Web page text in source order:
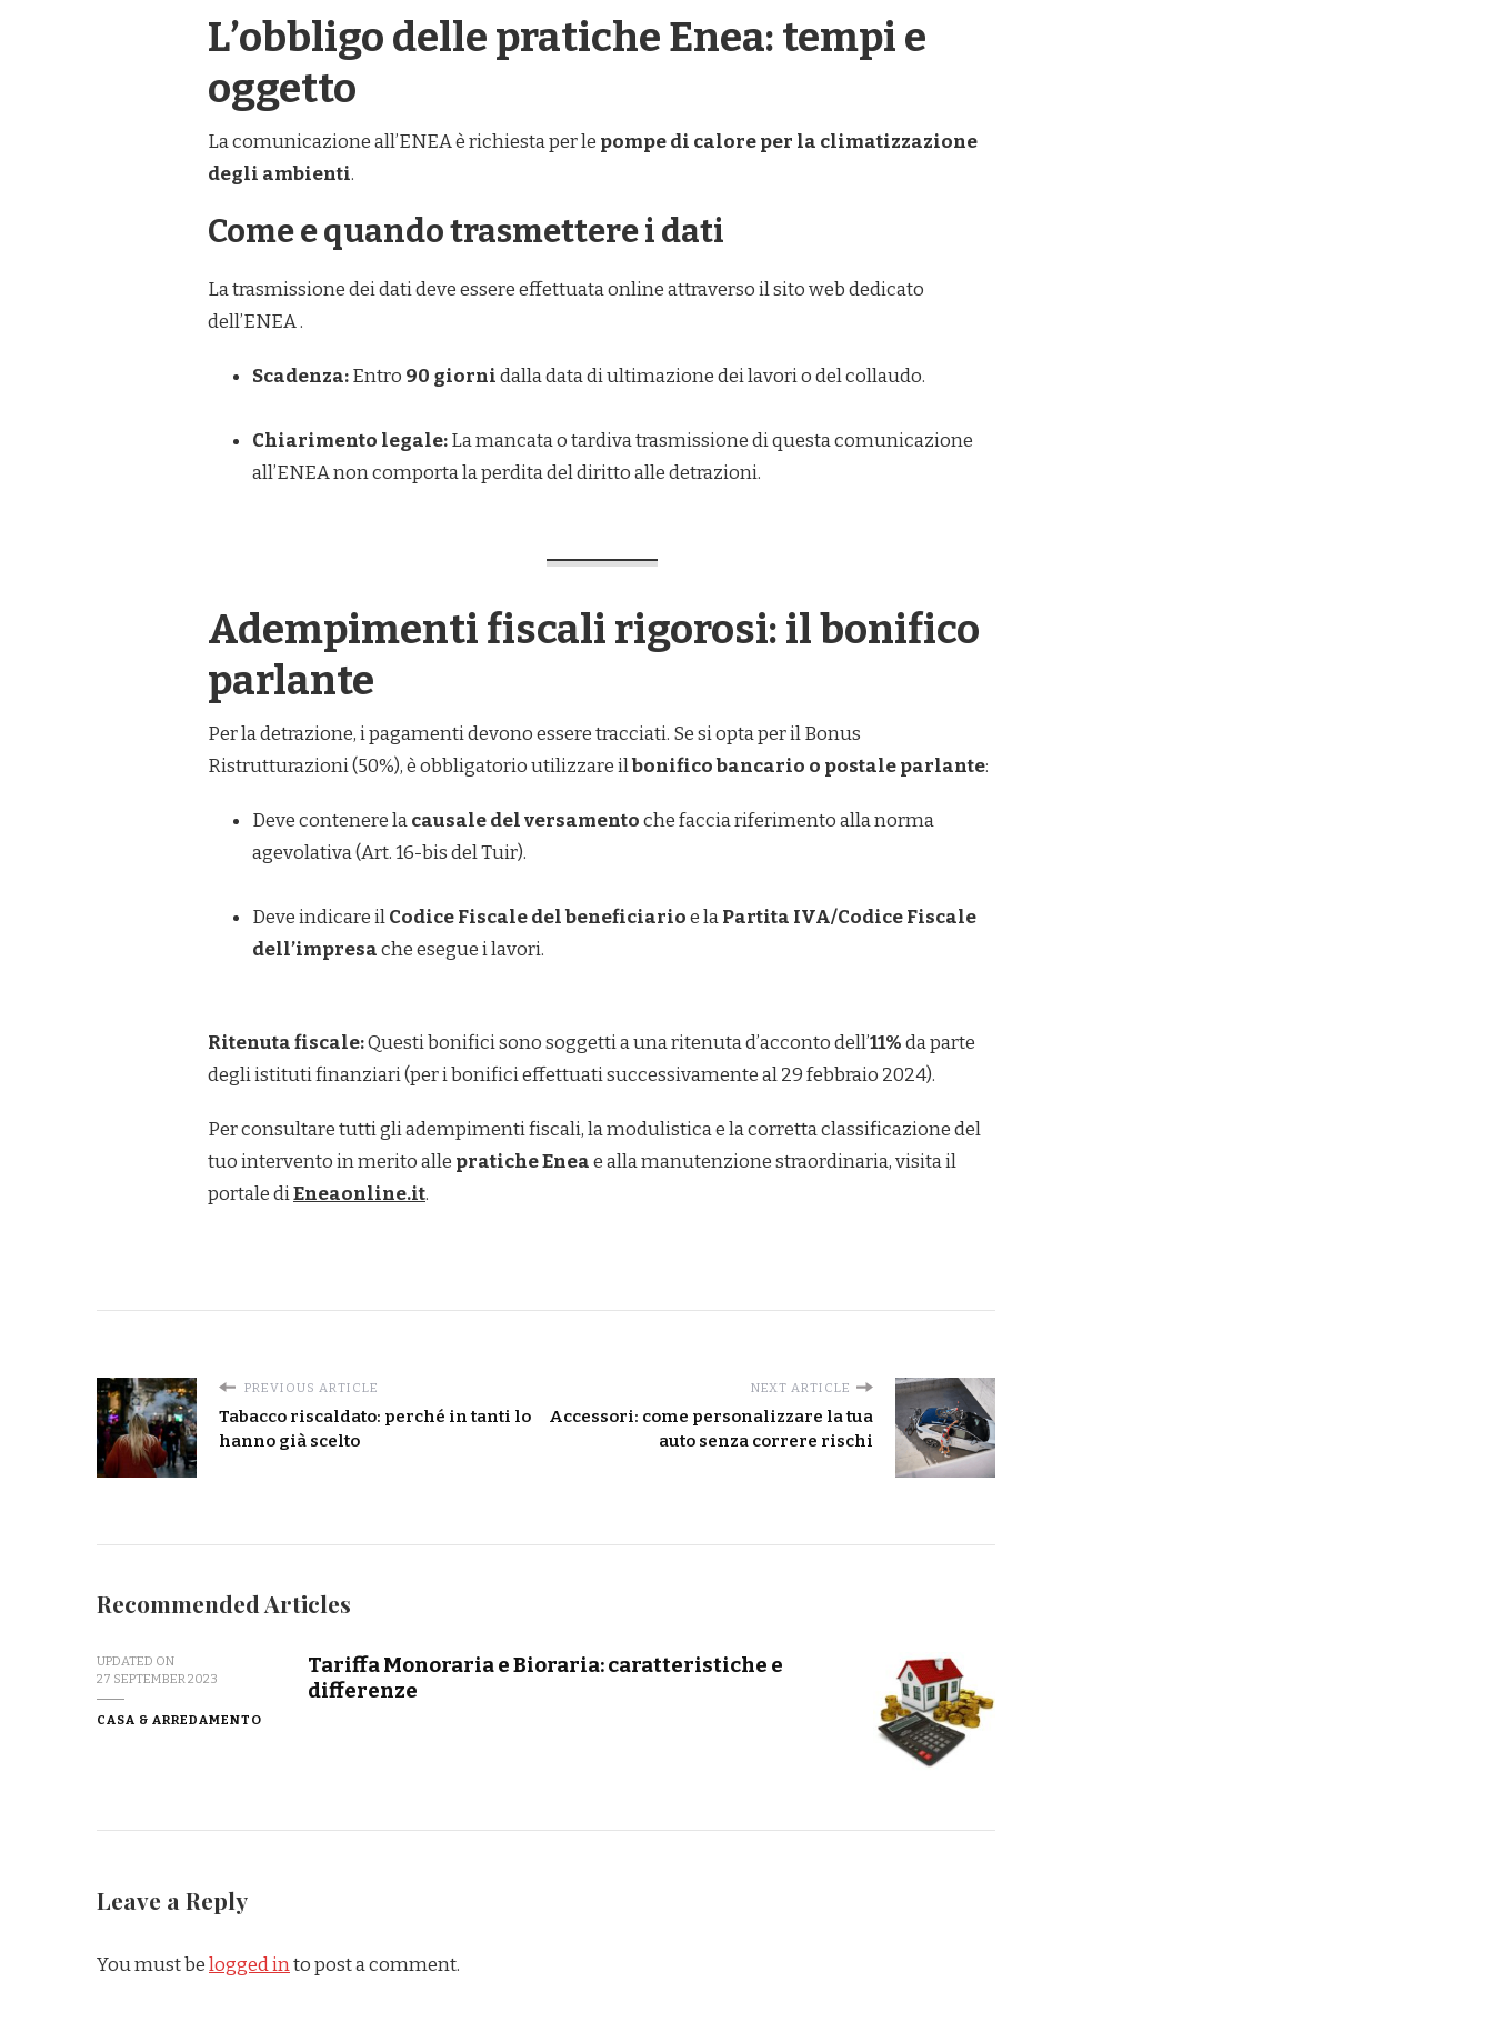
L’obbligo delle pratiche Enea: tempi e
oggetto
La comunicazione all’ENEA è richiesta per le pompe di calore per la climatizzazione
degli ambienti.
Come e quando trasmettere i dati
La trasmissione dei dati deve essere effettuata online attraverso il sito web dedicato
dell’ENEA .
Scadenza:Entro 90 giornidalla data di ultimazione dei lavori o del collaudo.
Chiarimento legale:La mancata o tardiva trasmissione di questa comunicazione
all’ENEA non comporta la perdita del diritto alle detrazioni.
Adempimenti fiscali rigorosi: il bonifico
parlante
Per la detrazione, i pagamenti devono essere tracciati. Se si opta per il Bonus
Ristrutturazioni (50%), è obbligatorio utilizzare ilbonifico bancario o postale parlante:
Deve contenere lacausale del versamentoche faccia riferimento alla norma
agevolativa (Art. 16-bis del Tuir).
Deve indicare ilCodice Fiscale del beneficiarioe laPartita IVA/Codice Fiscale
dell’impresache esegue i lavori.
Ritenuta fiscale:Questi bonifici sono soggetti a una ritenuta d’acconto dell’11%da parte
degli istituti finanziari (per i bonifici effettuati successivamente al 29 febbraio 2024).
Per consultare tutti gli adempimenti fiscali, la modulistica e la corretta classificazione del
tuo intervento in merito alle pratiche Eneae alla manutenzione straordinaria, visita il
portale diEneaonline.it.
PREVIOUS ARTICLE
Tabacco riscaldato: perché in tanti lo
hanno già scelto
NEXT ARTICLE
Accessori: come personalizzare la tua
auto senza correre rischi
Recommended Articles
UPDATED ON
27 SEPTEMBER 2023
CASA & ARREDAMENTO
Tariffa Monoraria e Bioraria: caratteristiche e
differenze
Leave a Reply
You must belogged into post a comment.